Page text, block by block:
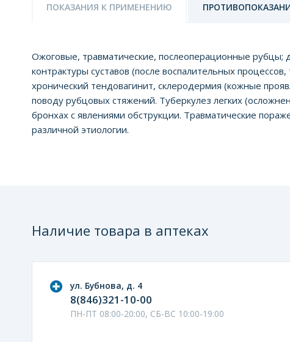
ПОКАЗАНИЯ К ПРИМЕНЕНИЮ
Ожоговые, травматические, послеоперационные рубцы;
контрактуры суставов (после воспалительных
хронический тендовагинит, склеродермия (кожные
поводу рубцовых стяжений. Туберкулез легких
бронхах с явлениями обструкции. Травматические
различной этиологии.
Наличие товара в аптеках
ул. Бубнова, д. 4
8(846)321-10-00
ПН-ПТ 08:00-20:00, СБ-ВС 10:00-19:00